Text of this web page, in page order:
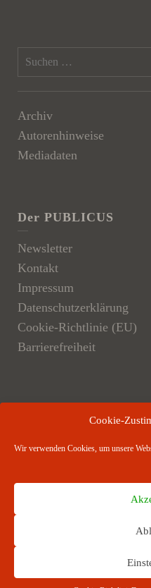
Cookie-
Wir verwenden Cookies, um unsere
Archiv
Autorenhinweise
Mediadaten
Der PUBLICUS
Newsletter
Kontakt
Impressum
Datenschutzerklärung
Cookie-Richtlinie (EU)
Barrierefreiheit
RICHARD BOORBERG
München · Hannover ·